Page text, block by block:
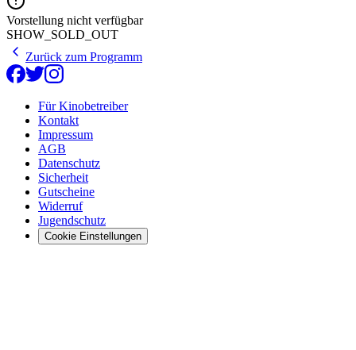
Vorstellung nicht verfügbar
SHOW_SOLD_OUT
Zurück zum Programm
Für Kinobetreiber
Kontakt
Impressum
AGB
Datenschutz
Sicherheit
Gutscheine
Widerruf
Jugendschutz
Cookie Einstellungen